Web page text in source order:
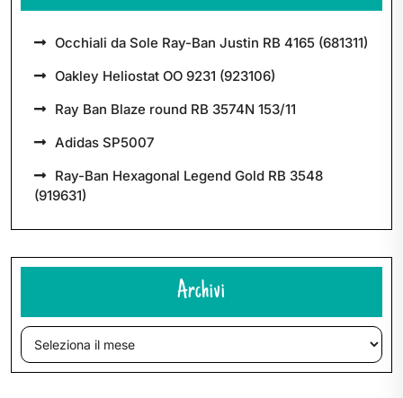
Occhiali da Sole Ray-Ban Justin RB 4165 (681311)
Oakley Heliostat OO 9231 (923106)
Ray Ban Blaze round RB 3574N 153/11
Adidas SP5007
Ray-Ban Hexagonal Legend Gold RB 3548
(919631)
Archivi
Archivi